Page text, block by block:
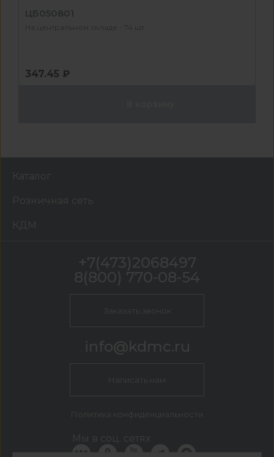
ЦБ050801
На центральном складе - 74 шт
347.45 ₽
Каталог
Розничная сеть
КДМ
+7(473)2068497
8(800) 770-08-54
Заказать звонок
info@kdmc.ru
Написать нам
Политика конфиденциальности
Мы в соц. сетях